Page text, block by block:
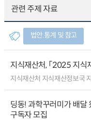
관련 주제 자료
법안.통계 및 참고
지식재산처, 「2025 지식
지식재산처 지식재산정보국
딩동! 과학꾸러미가 배달
구독자 모집